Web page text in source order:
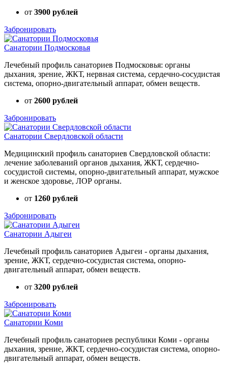
от 3900 рублей
Забронировать
Санатории Подмосковья
Лечебный профиль санаториев Подмосковья: органы
дыхания, зрение, ЖКТ, нервная система, сердечно-сосудистая
система, опорно-двигательный аппарат, обмен веществ.
от 2600 рублей
Забронировать
Санатории Свердловской области
Медицинский профиль санаториев Свердловской области:
лечение заболеваний органов дыхания, ЖКТ, сердечно-
сосудистой системы, опорно-двигательный аппарат, мужское
и женское здоровье, ЛОР органы.
от 1260 рублей
Забронировать
Санатории Адыгеи
Лечебный профиль санаториев Адыгеи - органы дыхания,
зрение, ЖКТ, сердечно-сосудистая система, опорно-
двигательный аппарат, обмен веществ.
от 3200 рублей
Забронировать
Санатории Коми
Лечебный профиль санаториев республики Коми - органы
дыхания, зрение, ЖКТ, сердечно-сосудистая система, опорно-
двигательный аппарат, обмен веществ.